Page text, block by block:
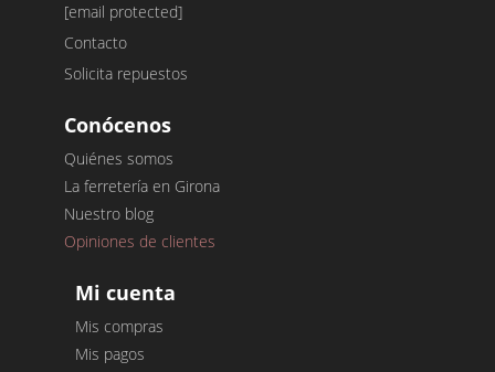
[email protected]
Contacto
Solicita repuestos
Conócenos
Quiénes somos
La ferretería en Girona
Nuestro blog
Opiniones de clientes
Mi cuenta
Mis compras
Mis pagos